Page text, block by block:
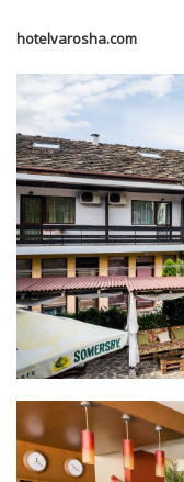
hotelvarosha.com